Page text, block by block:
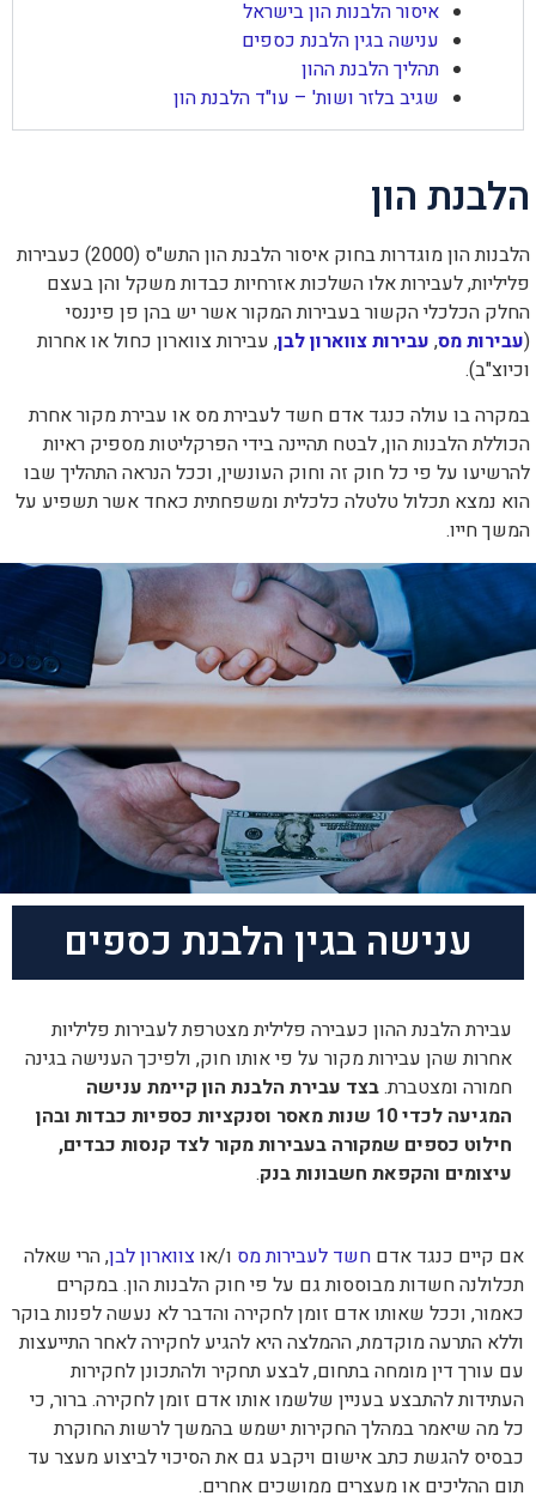
הוסף קו תחתון לקישורים
סמן קישורים
לאפס
את
cached
איסור הלבנות הון בישראל
ענישה בגין הלבנת כספים
תהליך הלבנת ההון
שגיב בלזר ושות' – עו"ד הלבנת הון
הלבנת הון
הלבנות הון מוגדרות בחוק איסור הלבנת הון התש"ס (2000) כעבירות
פליליות, לעבירות אלו השלכות אזרחיות כבדות משקל והן בעצם
החלק הכלכלי הקשור בעבירות המקור אשר יש בהן פן פיננסי
(עבירות מס, עבירות צווארון לבן, עבירות צווארון כחול או אחרות
וכיוצ"ב).
במקרה בו עולה כנגד אדם חשד לעבירת מס או עבירת מקור אחרת
הכוללת הלבנות הון, לבטח תהיינה בידי הפרקליטות מספיק ראיות
להרשיעו על פי כל חוק זה וחוק העונשין, וככל הנראה התהליך שבו
הוא נמצא תכלול טלטלה כלכלית ומשפחתית כאחד אשר תשפיע על
המשך חייו.
ענישה בגין הלבנת כספים
עבירת הלבנת ההון כעבירה פלילית מצטרפת לעבירות פליליות
אחרות שהן עבירות מקור על פי אותו חוק, ולפיכך הענישה בגינה
חמורה ומצטברת.בצד עבירת הלבנת הון קיימת ענישה
המגיעה לכדי 10 שנות מאסר וסנקציות כספיות כבדות ובהן
חילוט כספים שמקורה בעבירות מקור לצד קנסות כבדים,
עיצומים והקפאת חשבונות בנק.
אם קיים כנגד אדם חשד לעבירות מס ו/אוצווארון לבן, הרי שאלה
תכלולנה חשדות מבוססות גם על פי חוק הלבנות הון. במקרים
כאמור, וככל שאותו אדם זומן לחקירה והדבר לא נעשה לפנות בוקר
וללא התרעה מוקדמת, ההמלצה היא להגיע לחקירה לאחר התייעצות
עם עורך דין מומחה בתחום, לבצע תחקיר ולהתכונן לחקירות
העתידות להתבצע בעניין שלשמו אותו אדם זומן לחקירה. ברור, כי
כל מה שיאמר במהלך החקירות ישמש בהמשך לרשות החוקרת
כבסיס להגשת כתב אישום ויקבע גם את הסיכוי לביצוע מעצר עד
תום ההליכים או מעצרים ממושכים אחרים.